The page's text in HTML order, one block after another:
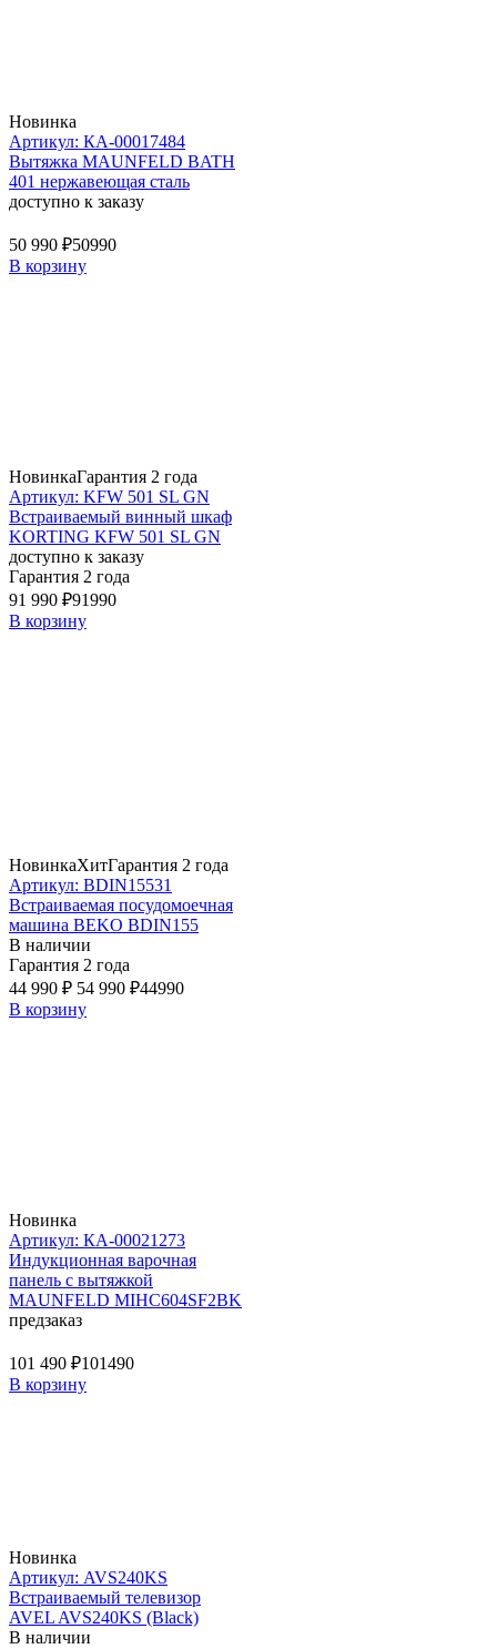
Новинка
Артикул: КА-00017484
Вытяжка MAUNFELD BATH
401 нержавеющая сталь
доступно к заказу
50 990 ₽50990
В корзину
НовинкаГарантия 2 года
Артикул: KFW 501 SL GN
Встраиваемый винный шкаф
KORTING KFW 501 SL GN
доступно к заказу
Гарантия 2 года
91 990 ₽91990
В корзину
НовинкаХитГарантия 2 года
Артикул: BDIN15531
Встраиваемая посудомоечная
машина BEKO BDIN155
В наличии
Гарантия 2 года
44 990 ₽ 54 990 ₽44990
В корзину
Новинка
Артикул: КА-00021273
Индукционная варочная
панель с вытяжкой
MAUNFELD MIHC604SF2BK
предзаказ
101 490 ₽101490
В корзину
Новинка
Артикул: AVS240KS
Встраиваемый телевизор
AVEL AVS240KS (Black)
В наличии